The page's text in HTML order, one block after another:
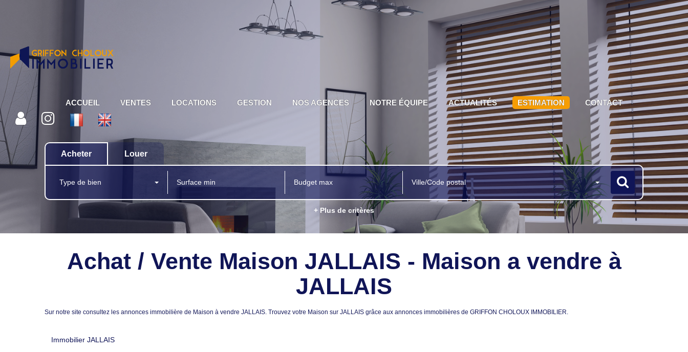
ACCUEIL VENTES LOCATIONS GESTION NOS AGENCES NOTRE ÉQUIPE ACTUALITÉS ESTIMATION CONTACT
Acheter Louer
Type de bien Ville/Code postal
+ Plus de critères
Achat / Vente Maison JALLAIS - Maison a vendre à
JALLAIS
Sur notre site consultez les annonces immobilière de Maison à vendre JALLAIS. Trouvez votre Maison sur JALLAIS grâce aux annonces immobilières de GRIFFON CHOLOUX IMMOBILIER.
Immobilier JALLAIS